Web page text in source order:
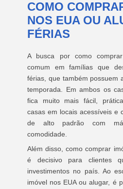
COMO
NOS EUA OU
FÉRIAS
A busca por como
comum em famílias que
férias, que também possuem
temporada. Em ambos os
fica muito mais fácil,
casas em locais acessíveis e
de alto padrão com
comodidade.
Além disso, como comprar
é decisivo para clientes
investimentos no país. Ao
imóvel nos EUA ou alugar, é